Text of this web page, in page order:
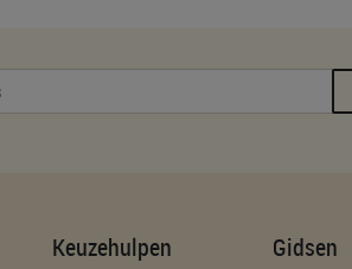
Keuzehulpen Gidsen